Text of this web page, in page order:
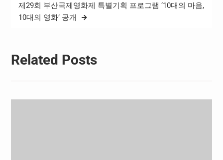
제29회 부산국제영화제 특별기획 프로그램 ‘10대의 마음,
10대의 영화’ 공개
Related Posts